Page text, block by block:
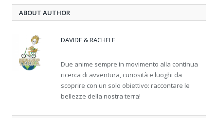
ABOUT AUTHOR
DAVIDE & RACHELE
Due anime sempre in movimento alla continua
ricerca di avventura, curiosità e luoghi da
scoprire con un solo obiettivo: raccontare le
bellezze della nostra terra!